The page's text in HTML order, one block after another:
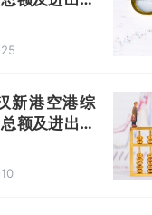
新港空港综
额及进出口